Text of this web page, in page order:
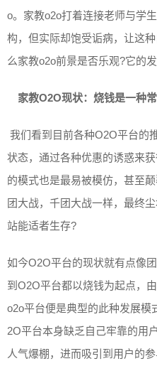
o。家教o2o打着连接老师与学
构，但实际却饱受诟病，让这
么家教o2o前景是否乐观?它的
家教O2O现状：烧钱是一种
我们看到目前各种O2O平台的
状态，通过各种优惠的诱惑来
的模式也是最易被模仿，甚至
团大战，千团大战一样，最终
站能适者生存?
如今O2O平台的现状就有点像
到O2O平台都以烧钱为起点，
o2o平台便是典型的此种发展模
2O平台本身缺乏自己牢靠的用
人气爆棚，进而吸引到用户的